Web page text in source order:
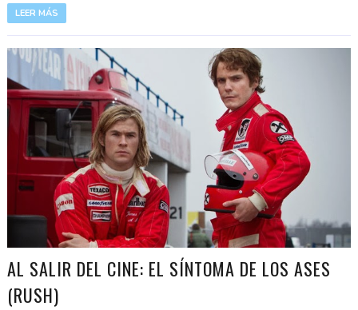
LEER MÁS
AL SALIR DEL CINE: EL SÍNTOMA DE LOS ASES
(RUSH)